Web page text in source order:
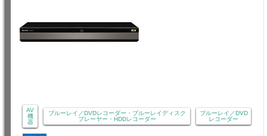
AV
機
器
ブルーレイ／DVDレコーダー・ブルーレイディスク
プレーヤー・HDDレコーダー
ブルーレイ／DVD
レコーダー